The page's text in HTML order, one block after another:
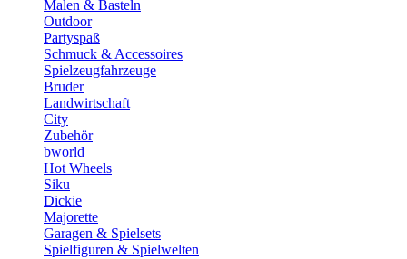
Malen & Basteln
Outdoor
Partyspaß
Schmuck & Accessoires
Spielzeugfahrzeuge
Bruder
Landwirtschaft
City
Zubehör
bworld
Hot Wheels
Siku
Dickie
Majorette
Garagen & Spielsets
Spielfiguren & Spielwelten